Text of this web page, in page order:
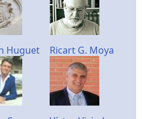
Huguet Ricart G. Moya